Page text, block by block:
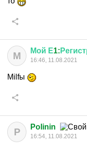
М Мой Е1:
16:46, 11.08.2021
Milfы
P Polinin
16:54, 11.08.2021